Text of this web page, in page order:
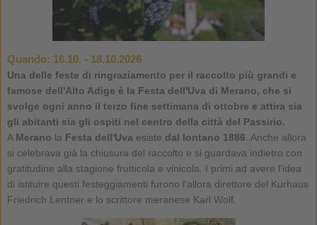
Quando: 16.10. - 18.10.2026
Una delle feste di ringraziamento per il raccolto più grandi e
famose dell'Alto Adige è la Festa dell'Uva di Merano, che si
svolge ogni anno il terzo fine settimana di ottobre e attira sia
gli abitanti sia gli ospiti nel centro della città del Passirio.
A Merano la Festa dell'Uva esiste dal lontano 1886 . Anche allora
si celebrava già la chiusura del raccolto e si guardava indietro con
gratitudine alla stagione frutticola e vinicola. I primi ad avere l'idea
di istituire questi festeggiamenti furono l'allora direttore del Kurhaus
Friedrich Lentner e lo scrittore meranese Karl Wolf.